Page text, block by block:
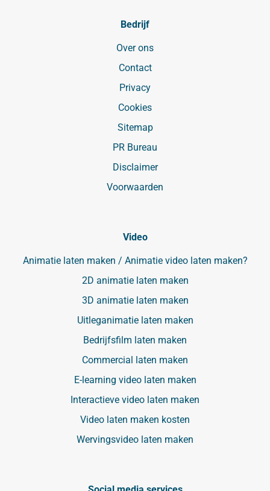
Bedrijf
Over ons
Contact
Privacy
Cookies
Sitemap
PR Bureau
Disclaimer
Voorwaarden
Video
Animatie laten maken / Animatie video laten maken?
2D animatie laten maken
3D animatie laten maken
Uitleganimatie laten maken
Bedrijfsfilm laten maken
Commercial laten maken
E-learning video laten maken
Interactieve video laten maken
Video laten maken kosten
Wervingsvideo laten maken